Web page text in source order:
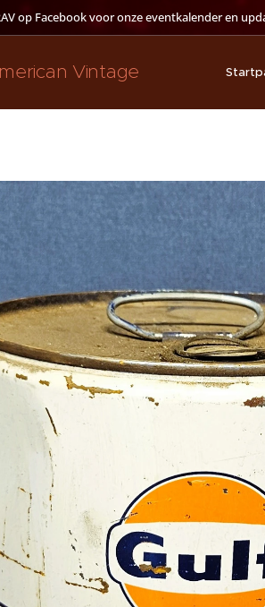
op Facebook voor onze eventkalender en
Vintage